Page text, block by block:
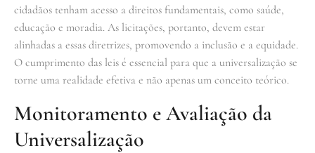
cidadãos tenham acesso a direitos fundamentais, como saúde,
educação e moradia. As licitações, portanto, devem estar
alinhadas a essas diretrizes, promovendo a inclusão e a equidade.
O cumprimento das leis é essencial para que a universalização se
torne uma realidade efetiva e não apenas um conceito teórico.
Monitoramento e Avaliação da
Universalização